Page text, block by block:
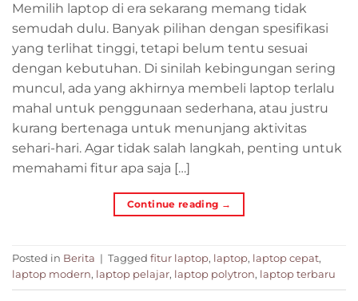
Memilih laptop di era sekarang memang tidak
semudah dulu. Banyak pilihan dengan spesifikasi
yang terlihat tinggi, tetapi belum tentu sesuai
dengan kebutuhan. Di sinilah kebingungan sering
muncul, ada yang akhirnya membeli laptop terlalu
mahal untuk penggunaan sederhana, atau justru
kurang bertenaga untuk menunjang aktivitas
sehari-hari. Agar tidak salah langkah, penting untuk
memahami fitur apa saja […]
Continue reading →
Posted in Berita | Tagged fitur laptop, laptop, laptop cepat,
laptop modern, laptop pelajar, laptop polytron, laptop terbaru